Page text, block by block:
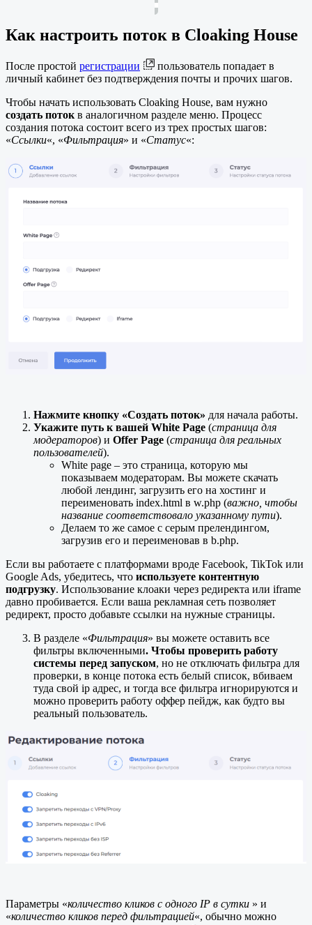
Как настроить поток в Cloaking House
После простой регистрации
пользователь попадает в
личный кабинет без подтверждения почты и прочих шагов.
Чтобы начать использовать Cloaking House, вам нужно
создать поток в аналогичном разделе меню. Процесс
создания потока состоит всего из трех простых шагов:
«Ссылки«, «Фильтрация» и «Статус«:
Нажмите кнопку «Создать поток» для начала работы.
Укажите путь к вашей White Page (страница для
модераторов) и Offer Page (страница для реальных
пользователей).
White page – это страница, которую мы
показываем модераторам. Вы можете скачать
любой лендинг, загрузить его на хостинг и
переименовать index.html в w.php (важно, чтобы
название соответствовало указанному пути).
Делаем то же самое с серым прелендингом,
загрузив его и переименовав в b.php.
Если вы работаете с платформами вроде Facebook, TikTok или
Google Ads, убедитесь, что используете контентную
подгрузку. Использование клоаки через редиректа или iframe
давно пробивается. Если ваша рекламная сеть позволяет
редирект, просто добавьте ссылки на нужные страницы.
В разделе «Фильтрация» вы можете оставить все
фильтры включенными. Чтобы проверить работу
системы перед запуском, но не отключать фильтра для
проверки, в конце потока есть белый список, вбиваем
туда свой ip адрес, и тогда все фильтра игнорируются и
можно проверить работу оффер пейдж, как будто вы
реальный пользователь.
Параметры «количество кликов с одного IP в сутки » и
«количество кликов перед фильтрацией«, обычно можно